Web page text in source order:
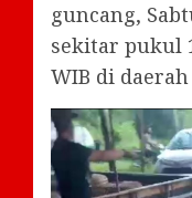
guncang,
sekitar pukul
WIB di